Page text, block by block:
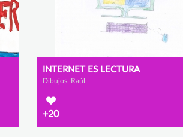
INTERNET ES LECTURA
Dibujos, Raúl
+20